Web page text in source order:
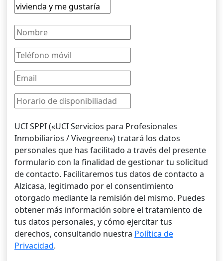
UCI SPPI («UCI Servicios para Profesionales
Inmobiliarios / Vivegreen») tratará los datos
personales que has facilitado a través del presente
formulario con la finalidad de gestionar tu solicitud
de contacto. Facilitaremos tus datos de contacto a
Alzicasa, legitimado por el consentimiento
otorgado mediante la remisión del mismo. Puedes
obtener más información sobre el tratamiento de
tus datos personales, y cómo ejercitar tus
derechos, consultando nuestra Política de
Privacidad.